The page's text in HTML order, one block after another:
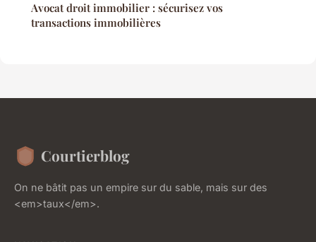
Avocat droit immobilier : sécurisez vos
transactions immobilières
Courtierblog
On ne bâtit pas un empire sur du sable, mais sur des
<em>taux</em>.